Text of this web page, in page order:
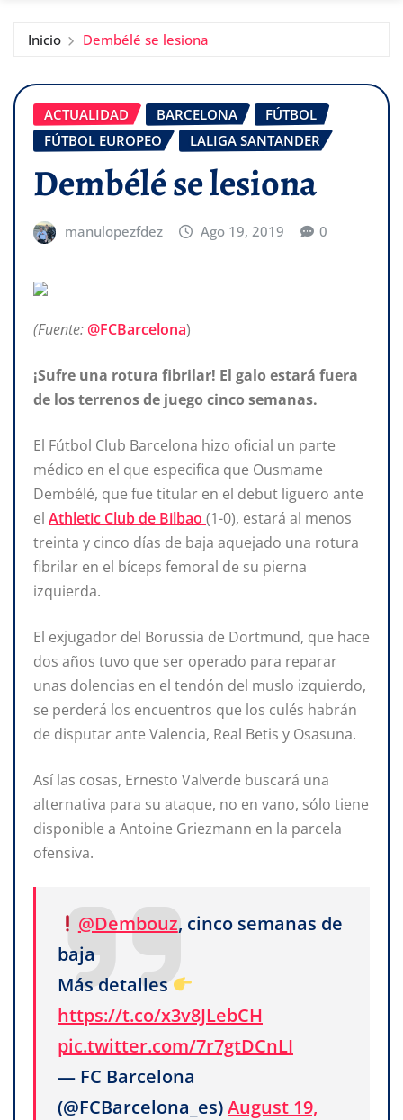
Inicio Dembélé se lesiona
ACTUALIDAD BARCELONA
FÚTBOL
FÚTBOL EUROPEO
LALIGA SANTANDER
Dembélé se lesiona
manulopezfdez Ago 19, 2019 0
(Fuente: @FCBarcelona)
¡Sufre una rotura fibrilar! El galo estará fuera
de los terrenos de juego cinco semanas.
El Fútbol Club Barcelona hizo oficial un parte
médico en el que especifica que Ousmame
Dembélé, que fue titular en el debut liguero ante
el Athletic Club de Bilbao (1-0), estará al menos
treinta y cinco días de baja aquejado una rotura
fibrilar en el bíceps femoral de su pierna
izquierda.
El exjugador del Borussia de Dortmund, que hace
dos años tuvo que ser operado para reparar
unas dolencias en el tendón del muslo izquierdo,
se perderá los encuentros que los culés habrán
de disputar ante Valencia, Real Betis y Osasuna.
Así las cosas, Ernesto Valverde buscará una
alternativa para su ataque, no en vano, sólo tiene
disponible a Antoine Griezmann en la parcela
ofensiva.
@Dembouz, cinco semanas de
baja
Más detalles
https://t.co/x3v8JLebCH
pic.twitter.com/7r7gtDCnLI
— FC Barcelona
(@FCBarcelona_es)August 19,